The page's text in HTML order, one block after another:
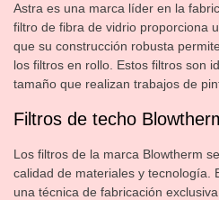
Astra es una marca líder en la
filtro de fibra de vidrio proporciona
que su construcción robusta
los filtros en rollo. Estos filtros son
tamaño que realizan trabajos de
Filtros de techo
Los filtros de la marca Blowtherm
calidad de materiales y tecnología.
una técnica de fabricación